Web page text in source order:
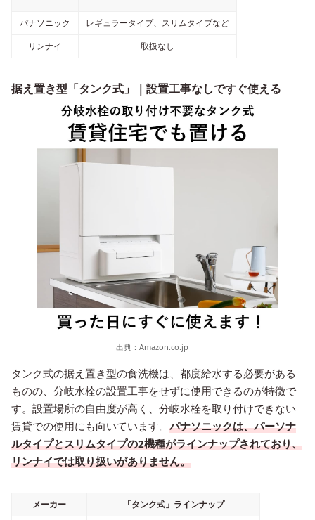
パナソニック
レギュラータイプ、スリムタイプなど
リンナイ
取扱なし
据え置き型「タンク式」｜設置工事なしですぐ使える
出典： Amazon.co.jp
タンク式の据え置き型の食洗機は、都度給水する必要がある
ものの、分岐水栓の設置工事をせずに使用できるのが特徴で
す。設置場所の自由度が高く、分岐水栓を取り付けできない
賃貸での使用にも向いています。 パナソニックは、パーソナ
ルタイプとスリムタイプの2機種がラインナップされており、
リンナイでは取り扱いがありません。
メーカー
「タンク式」ラインナップ